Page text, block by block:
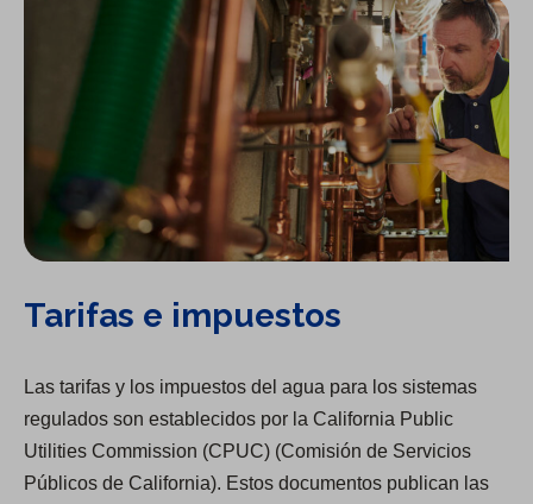
Tarifas e impuestos
Las tarifas y los impuestos del agua para los sistemas
regulados son establecidos por la California Public
Utilities Commission (CPUC) (Comisión de Servicios
Públicos de California). Estos documentos publican las